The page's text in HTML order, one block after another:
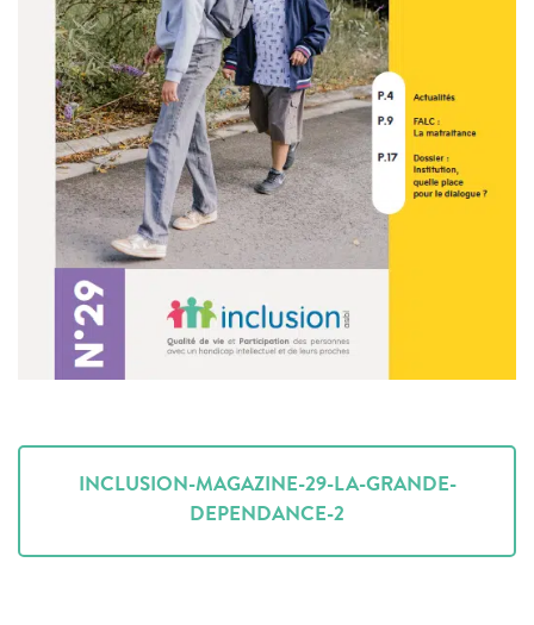
INCLUSION-MAGAZINE-29-LA-GRANDE-
DEPENDANCE-2